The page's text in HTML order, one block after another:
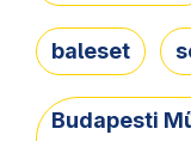
baleset
Budapesti